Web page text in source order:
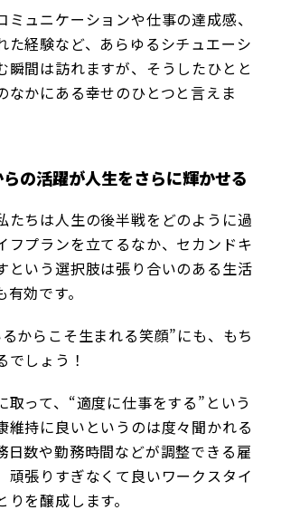
ミュニケーションや仕事の達成感、
た経験など、あらゆるシチュエーシ
瞬間は訪れますが、そうしたひとと
なかにある幸せのひとつと言えま
の活躍が人生をさらに輝かせる
たちは人生の後半戦をどのように過
フプランを立てるなか、セカンドキ
という選択肢は張り合いのある生活
効です。
からこそ生まれる笑顔”にも、もち
でしょう！
取って、“適度に仕事をする”という
維持に良いというのは度々聞かれる
日数や勤務時間などが調整できる雇
頑張りすぎなくて良いワークスタイ
を醸成します。